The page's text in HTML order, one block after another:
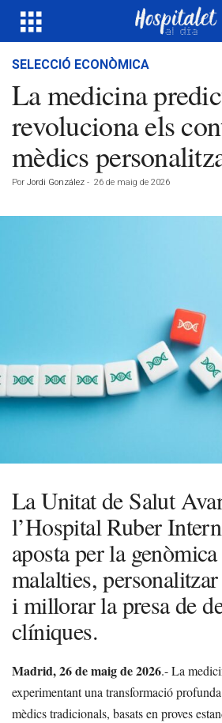
SELECCIÓ ECONÒMICA
La medicina
revoluciona els
mèdics
Por Jordi González - 26 de maig de 2026
La Unitat de Salut
l’Hospital Ruber
aposta per la
malalties,
i millorar la presa de
clíniques.
Madrid, 26 de maigde 2026.- La
experimentant una transformació
mèdics tradicionals, basats en proves